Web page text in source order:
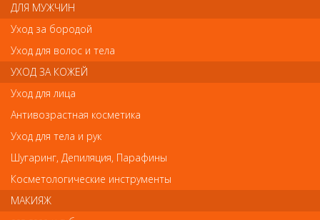
Арт.71546/CIXT54
432 р.-
Нет в наличии
В закладки Как оплатить? Как получить?
Термобрашинг с керамической поверхностью, обогащённой
отрицательно заряженными ионами, с штифтами из
ДЛЯ МУЖЧИН
Уход за бородой
Уход для волос и тела
УХОД ЗА КОЖЕЙ
Уход для лица
Антивозрастная косметика
Уход для тела и рук
Шугаринг, Депиляция, Парафины
Косметологические инструменты
МАКИЯЖ